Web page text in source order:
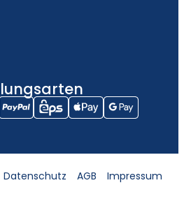
Datenschutz AGB Impressum